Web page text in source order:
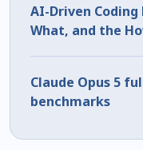
AI-Driven
What, and the
Claude Opus 5
benchmarks